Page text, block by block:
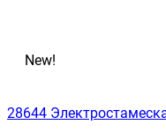
New!
28644